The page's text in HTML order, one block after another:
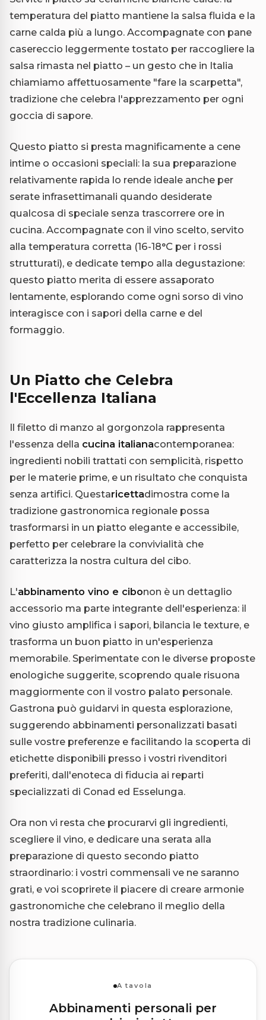
temperatura del piatto mantiene la salsa fluida e la
carne calda più a lungo. Accompagnate con pane
casereccio leggermente tostato per raccogliere la
salsa rimasta nel piatto – un gesto che in Italia
chiamiamo affettuosamente "fare la scarpetta",
tradizione che celebra l'apprezzamento per ogni
goccia di sapore.
Questo piatto si presta magnificamente a cene
intime o occasioni speciali: la sua preparazione
relativamente rapida lo rende ideale anche per
serate infrasettimanali quando desiderate
qualcosa di speciale senza trascorrere ore in
cucina. Accompagnate con il vino scelto, servito
alla temperatura corretta (16-18°C per i rossi
strutturati), e dedicate tempo alla degustazione:
questo piatto merita di essere assaporato
lentamente, esplorando come ogni sorso di vino
interagisce con i sapori della carne e del
formaggio.
Un Piatto che Celebra
l'Eccellenza Italiana
Il filetto di manzo al gorgonzola rappresenta
l'essenza della cucina italianacontemporanea:
ingredienti nobili trattati con semplicità, rispetto
per le materie prime, e un risultato che conquista
senza artifici. Questaricettadimostra come la
tradizione gastronomica regionale possa
trasformarsi in un piatto elegante e accessibile,
perfetto per celebrare la convivialità che
caratterizza la nostra cultura del cibo.
L'abbinamento vino e cibonon è un dettaglio
accessorio ma parte integrante dell'esperienza: il
vino giusto amplifica i sapori, bilancia le texture, e
trasforma un buon piatto in un'esperienza
memorabile. Sperimentate con le diverse proposte
enologiche suggerite, scoprendo quale risuona
maggiormente con il vostro palato personale.
Gastrona può guidarvi in questa esplorazione,
suggerendo abbinamenti personalizzati basati
sulle vostre preferenze e facilitando la scoperta di
etichette disponibili presso i vostri rivenditori
preferiti, dall'enoteca di fiducia ai reparti
specializzati di Conad ed Esselunga.
Ora non vi resta che procurarvi gli ingredienti,
scegliere il vino, e dedicare una serata alla
preparazione di questo secondo piatto
straordinario: i vostri commensali ve ne saranno
grati, e voi scoprirete il piacere di creare armonie
gastronomiche che celebrano il meglio della
nostra tradizione culinaria.
A tavola
Abbinamenti personali per